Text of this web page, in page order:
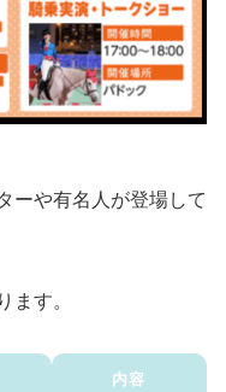
ーや有名人が登場して
ます。
内容